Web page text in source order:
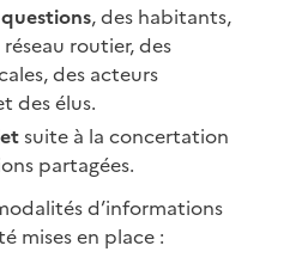
, des habitants,
routier, des
des acteurs
des élus.
suite à la concertation
partagées.
d’informations
mises en place :